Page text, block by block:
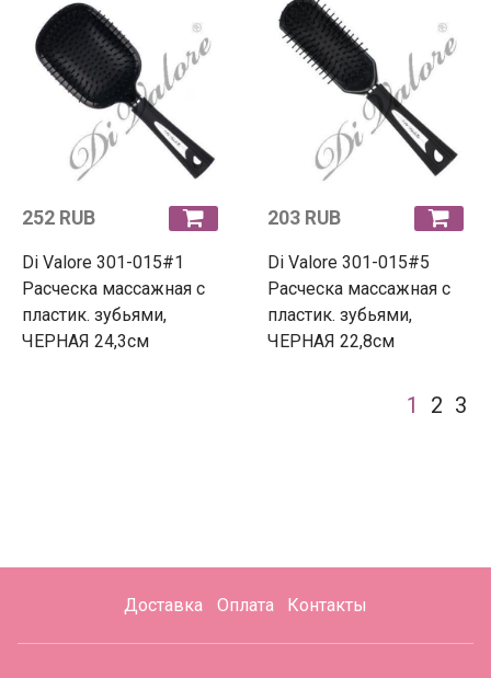
252 RUB
Di Valore 301-015#1
Расческа массажная с
пластик. зубьями,
ЧЕРНАЯ 24,3см
203 RUB
Di Valore 301-015#5
Расческа массажная с
пластик. зубьями,
ЧЕРНАЯ 22,8см
1 2 3
Доставка Оплата Контакты